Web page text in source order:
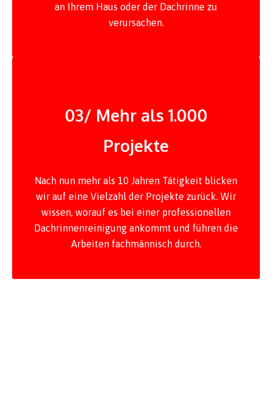
an Ihrem Haus oder der Dachrinne zu
verursachen.
03/ Mehr als 1.000
Projekte
Nach nun mehr als 10 Jahren Tätigkeit blicken
wir auf eine Vielzahl der Projekte zurück. Wir
wissen, worauf es bei einer professionellen
Dachrinnenreinigung ankommt und führen die
Arbeiten fachmännisch durch.